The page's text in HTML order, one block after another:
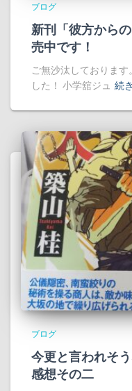
ブログ
新刊「彼方から
売中です！
ご無沙汰しておりま
した！ 小学舘ジュ 続
ブログ
今更と言われそ
感想その二